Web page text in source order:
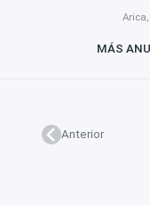
MÁS
Anterior